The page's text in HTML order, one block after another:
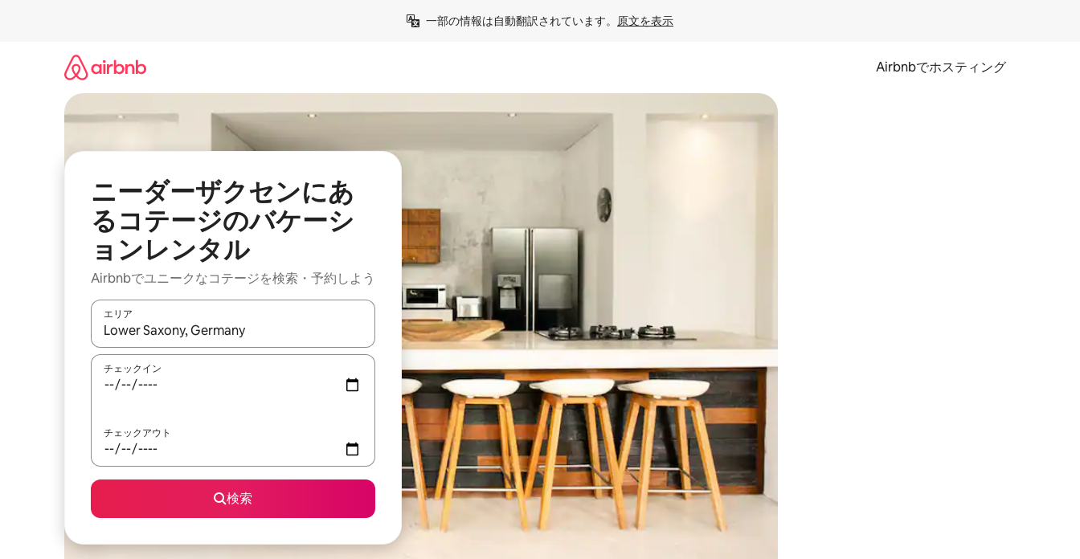
一部の情報は自動翻訳されています。 原文を表示
Airbnbでホスティング
ニーダーザクセンにあ
るコテージのバケーシ
ョンレンタル
Airbnbでユニークなコテージを検索・予約しよう
エリア
検索結果が表示されたら、上下の矢印キーを使って移動するか、画面をタッチまたはスワイプして検索結果を確認することができます。
チェックイン
チェックアウト
検索